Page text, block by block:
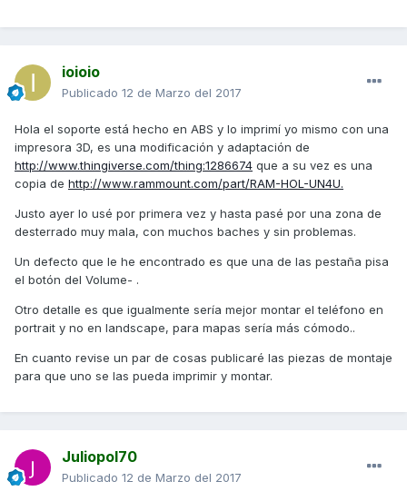
ioioio
Publicado 12 de Marzo del 2017
Hola el soporte está hecho en ABS y lo imprimí yo mismo con una
impresora 3D, es una modificación y adaptación de
http://www.thingiverse.com/thing:1286674 que a su vez es una
copia de http://www.rammount.com/part/RAM-HOL-UN4U.
Justo ayer lo usé por primera vez y hasta pasé por una zona de
desterrado muy mala, con muchos baches y sin problemas.
Un defecto que le he encontrado es que una de las pestaña pisa
el botón del Volume- .
Otro detalle es que igualmente sería mejor montar el teléfono en
portrait y no en landscape, para mapas sería más cómodo..
En cuanto revise un par de cosas publicaré las piezas de montaje
para que uno se las pueda imprimir y montar.
Juliopol70
Publicado 12 de Marzo del 2017